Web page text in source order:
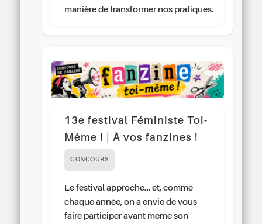
manière de transformer nos pratiques.
13e festival Féministe Toi-
Même ! | À vos fanzines !
CONCOURS
Le festival approche… et, comme
chaque année, on a envie de vous
faire participer avant même son